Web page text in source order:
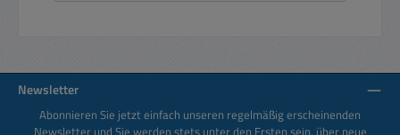
Newsletter
Abonnieren Sie jetzt einfach unseren regelmäßig erscheinenden
Newsletter und Sie werden stets unter den Ersten sein, über neue